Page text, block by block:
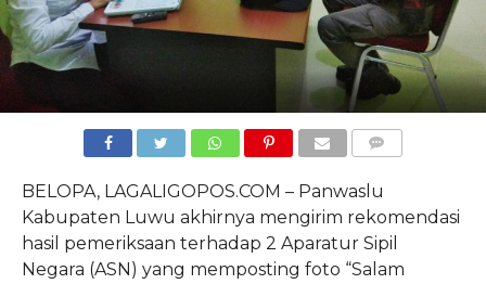
BELOPA, LAGALIGOPOS.COM – Panwaslu
Kabupaten Luwu akhirnya mengirim rekomendasi
hasil pemeriksaan terhadap 2 Aparatur Sipil
Negara (ASN) yang memposting foto “Salam